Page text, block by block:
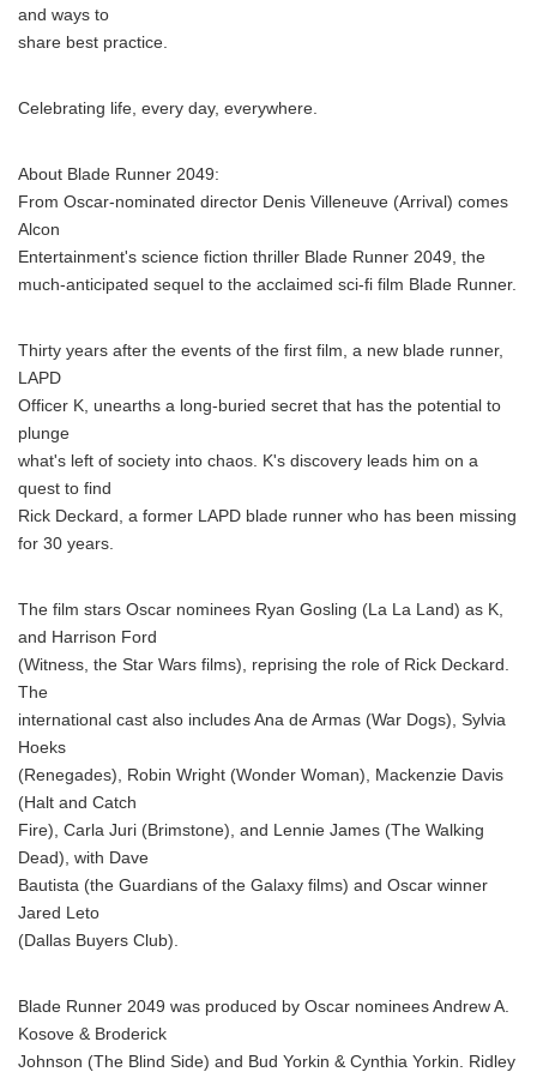
and ways to
share best practice.
Celebrating life, every day, everywhere.
About Blade Runner 2049:
From Oscar-nominated director Denis Villeneuve (Arrival) comes
Alcon
Entertainment's science fiction thriller Blade Runner 2049, the
much-anticipated sequel to the acclaimed sci-fi film Blade Runner.
Thirty years after the events of the first film, a new blade runner,
LAPD
Officer K, unearths a long-buried secret that has the potential to
plunge
what's left of society into chaos. K's discovery leads him on a
quest to find
Rick Deckard, a former LAPD blade runner who has been missing
for 30 years.
The film stars Oscar nominees Ryan Gosling (La La Land) as K,
and Harrison Ford
(Witness, the Star Wars films), reprising the role of Rick Deckard.
The
international cast also includes Ana de Armas (War Dogs), Sylvia
Hoeks
(Renegades), Robin Wright (Wonder Woman), Mackenzie Davis
(Halt and Catch
Fire), Carla Juri (Brimstone), and Lennie James (The Walking
Dead), with Dave
Bautista (the Guardians of the Galaxy films) and Oscar winner
Jared Leto
(Dallas Buyers Club).
Blade Runner 2049 was produced by Oscar nominees Andrew A.
Kosove & Broderick
Johnson (The Blind Side) and Bud Yorkin & Cynthia Yorkin. Ridley